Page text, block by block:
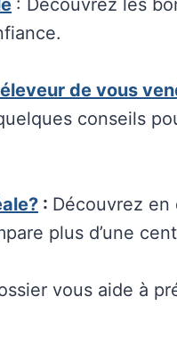
: Découvrez les
de vous
conseils
: Découvrez en
plus d’une
vous aide à